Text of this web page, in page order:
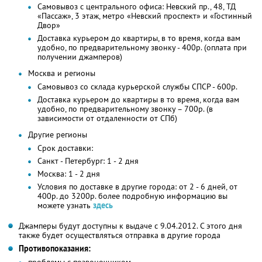
Самовывоз с центрального офиса: Невский пр., 48, ТД
«Пассаж», 3 этаж, метро «Невский проспект» и «Гостинный
Двор»
Доставка курьером до квартиры, в то время, когда вам
удобно, по предварительному звонку - 400р. (оплата при
получении джамперов)
Москва и регионы
Самовывоз со склада курьерской службы СПСР - 600р.
Доставка курьером до квартиры в то время, когда вам
удобно, по предварительному звонку – 700р. (в
зависимости от отдаленности от СПб)
Другие регионы
Срок доставки:
Санкт - Петербург: 1 - 2 дня
Москва: 1 - 2 дня
Условия по доставке в другие города: от 2 - 6 дней, от
400р. до 3200р. более подробную информацию вы
можете узнать здесь
Джамперы будут доступны к выдаче с 9.04.2012. С этого дня
также будет осуществляться отправка в другие города
Противопоказания: